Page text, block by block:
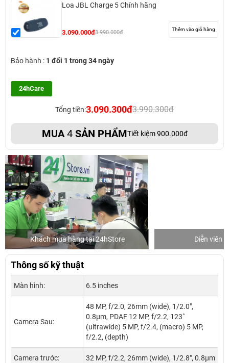
Loa JBL Charge 5 Chính hãng
3.090.000đ3.990.000đ Thêm vào giỏ hàng
Bảo hành : 1 đổi 1 trong 34 ngày
24hCare
Tổng tiền:3.090.300đ3.990.300đ
MUA4SẢN PHẨMTiết kiệm 900.000đ
Khách mua hàng tại 24hStore Diễn viên
Thông số kỹ thuật
Màn hình: 6.5 inches
Camera Sau:
48 MP, f/2.0, 26mm (wide), 1/2.0",
0.8µm, PDAF 12 MP, f/2.2, 123˚
(ultrawide) 5 MP, f/2.4, (macro) 5 MP,
f/2.2, (depth)
Camera trước: 32 MP, f/2.2, 26mm (wide), 1/2.8", 0.8µm